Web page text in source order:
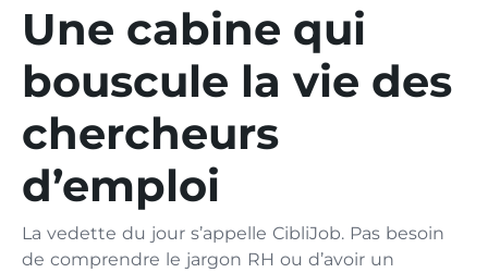
Une cabine qui
bouscule la vie des
chercheurs
d’emploi
La vedette du jour s’appelle CibliJob. Pas besoin
de comprendre le jargon RH ou d’avoir un